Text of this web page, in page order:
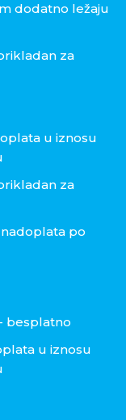
dodatno ležaju
za
u iznosu
za
nadoplata po
besplatno
u iznosu